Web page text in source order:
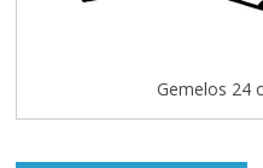
Gemelos 24